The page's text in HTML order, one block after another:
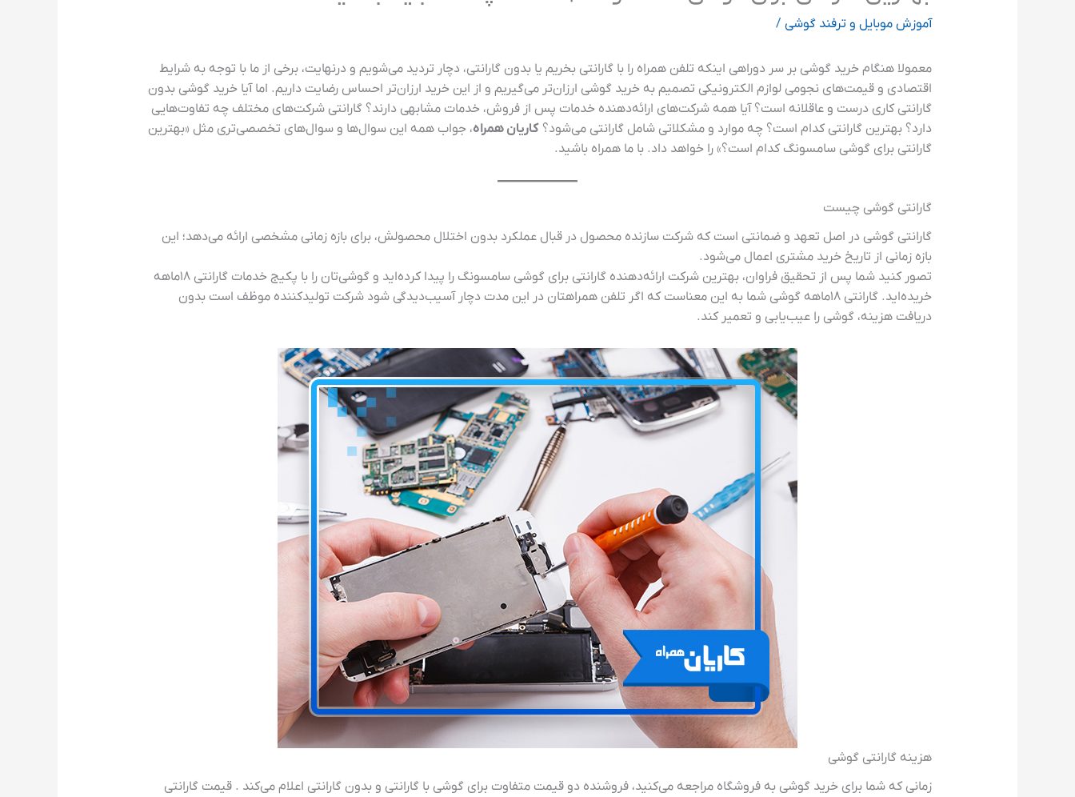
آموزش موبایل و ترفند گوشی/
معمولا هنگام خرید گوشی بر سر دوراهی اینکه تلفن همراه را با گارانتی بخریم یا بدون گارانتی، دچار تردید می‌شویم و درنهایت، برخی از ما با توجه به شرایط
اقتصادی و قیمت‌های نجومی لوازم الکترونیکی تصمیم به خرید گوشی ارزان‌تر می‌گیریم و از این خرید ارزان‌تر احساس رضایت داریم. اما آیا خرید گوشی بدون
گارانتی کاری درست و عاقلانه است؟ آیا همه شرکت‌های ارائه‌دهنده خدمات پس از فروش، خدمات مشابهی دارند؟ گارانتی شرکت‌های مختلف چه تفاوت‌هایی
دارد؟ بهترین گارانتی کدام است؟ چه موارد و مشکلاتی شامل گارانتی می‌شود؟ کاریان همراه،‌ جواب همه این سوال‌ها و سوال‌های تخصصی‌تری مثل «بهترین
گارانتی برای گوشی سامسونگ کدام است؟» را خواهد داد. با ما همراه باشید.
گارانتی گوشی چیست
گارانتی گوشی در اصل تعهد و ضمانتی است که شرکت سازنده محصول در قبال عملکرد بدون اختلال محصولش، برای بازه زمانی مشخصی ارائه می‌دهد؛ این
بازه زمانی از تاریخ خرید مشتری اعمال می‌شود.
تصور کنید شما پس از تحقیق فراوان، بهترین شرکت ارائه‌دهنده گارانتی برای گوشی سامسونگ را پیدا کرده‌اید و گوشی‌تان را با پکیج خدمات گارانتی ۱۸ماهه
خریده‌اید. گارانتی ۱۸ماهه گوشی شما به این معناست که اگر تلفن همراهتان در این مدت دچار آسیب‌دیدگی شود شرکت تولیدکننده موظف است بدون
دریافت هزینه، گوشی را عیب‌یابی و تعمیر کند.
هزینه گارانتی گوشی
زمانی که شما برای خرید گوشی به فروشگاه مراجعه می‌کنید، فروشنده دو قیمت متفاوت برای گوشی با گارانتی و بدون گارانتی اعلام می‌کند . قیمت گارانتی